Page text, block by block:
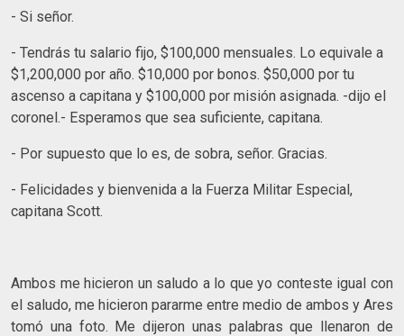
- Si señor.
- Tendrás tu salario fijo, $100,000 mensuales. Lo equivale a
$1,200,000 por año. $10,000 por bonos. $50,000 por tu
ascenso a capitana y $100,000 por misión asignada. -dijo el
coronel.- Esperamos que sea suficiente, capitana.
- Por supuesto que lo es, de sobra, señor. Gracias.
- Felicidades y bienvenida a la Fuerza Militar Especial,
capitana Scott.
Ambos me hicieron un saludo a lo que yo conteste igual con
el saludo, me hicieron pararme entre medio de ambos y Ares
tomó una foto. Me dijeron unas palabras que llenaron de